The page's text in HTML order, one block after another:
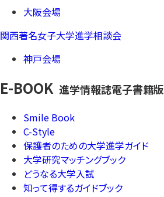
大阪会場
関西著名女子大学進学相談会
神戸会場
E-BOOK 進学情報誌電子書籍版
Smile Book
C-Style
保護者のための大学進学ガイド
大学研究マッチングブック
どうなる大学入試
知って得するガイドブック